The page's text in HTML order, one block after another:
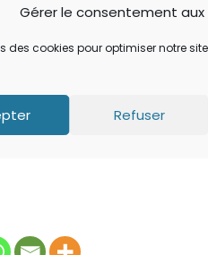
Gérer le consentement aux
des cookies pour optimiser notre
Refuser
Cheng Uei qui devrait
ventes de câbles Cheng
qui dévoilera le